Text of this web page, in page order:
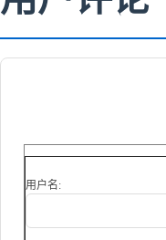
用户名: